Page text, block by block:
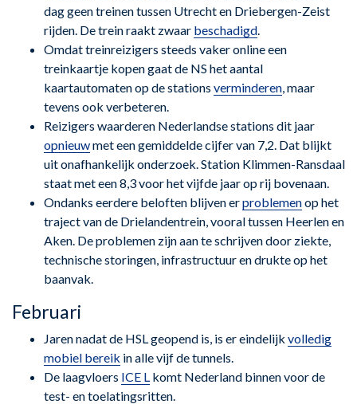
dag geen treinen tussen Utrecht en Driebergen-Zeist
rijden. De trein raakt zwaar beschadigd.
Omdat treinreizigers steeds vaker online een
treinkaartje kopen gaat de NS het aantal
kaartautomaten op de stations verminderen, maar
tevens ook verbeteren.
Reizigers waarderen Nederlandse stations dit jaar
opnieuwmet een gemiddelde cijfer van 7,2. Dat blijkt
uit onafhankelijk onderzoek. Station Klimmen-Ransdaal
staat met een 8,3 voor het vijfde jaar op rij bovenaan.
Ondanks eerdere beloften blijven erproblemenop het
traject van de Drielandentrein, vooral tussen Heerlen en
Aken. De problemen zijn aan te schrijven door ziekte,
technische storingen, infrastructuur en drukte op het
baanvak.
Februari
Jaren nadat de HSL geopend is, is er eindelijk volledig
mobiel bereik in alle vijf de tunnels.
De laagvloers ICE L komt Nederland binnen voor de
test- en toelatingsritten.